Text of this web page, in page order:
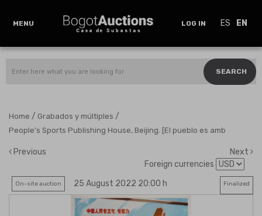
MENU LOG IN ES EN
SEARCH
Home / Grabados y múltiples /
People's Sports Publishing House, Beijing. [El pueblo es amb
Previous
Next
Foreign currencies
On-site auction 25 August 2022 20:00 h Finalized